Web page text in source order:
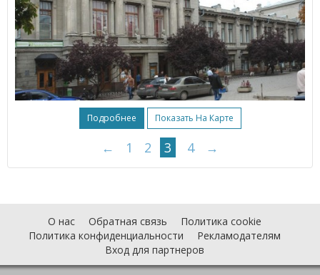
Подробнее Показать На Карте
← 1 2 3 4 →
О нас Обратная связь
Политика cookie
Политика конфиденциальности
Рекламодателям
Вход для партнеров